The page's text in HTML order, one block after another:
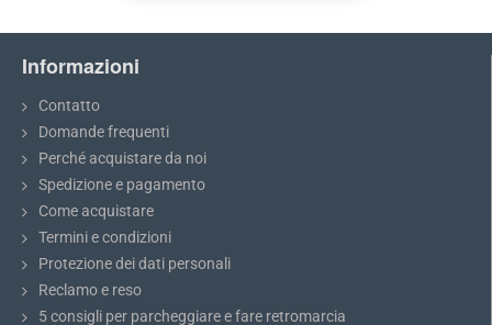
Informazioni
Contatto
Domande frequenti
Perché acquistare da noi
Spedizione e pagamento
Come acquistare
Termini e condizioni
Protezione dei dati personali
Reclamo e reso
5 consigli per parcheggiare e fare retromarcia